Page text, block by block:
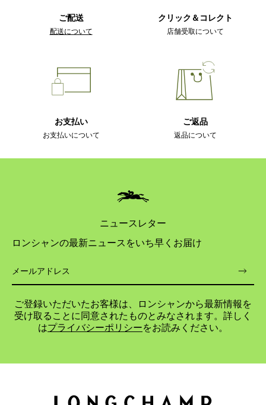
ご配送
配送について
クリック＆コレクト
店舗受取について
お支払い
お支払いについて
ご返品
返品について
ニュースレター
ロンシャンの最新ニュースをいち早くお届け
ご登録いただいたお客様は、ロンシャンから最新情報を
受け取ることに同意されたものとみなされます。詳しく
はプライバシーポリシーをお読みください。